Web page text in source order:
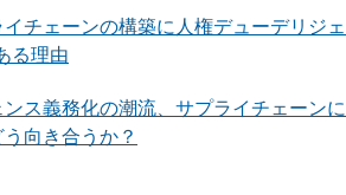
チェーンの構築に人権デューデリジェ
る理由